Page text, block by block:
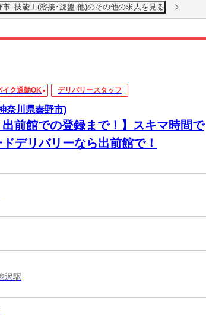
_技能工(溶接･旋盤 他)のその他の求人を見る
イク通勤OK デリバリースタッフ
奈川県秦野市)
出前館での登録まで！】スキマ時間で
デリバリーなら出前館で！
沢駅